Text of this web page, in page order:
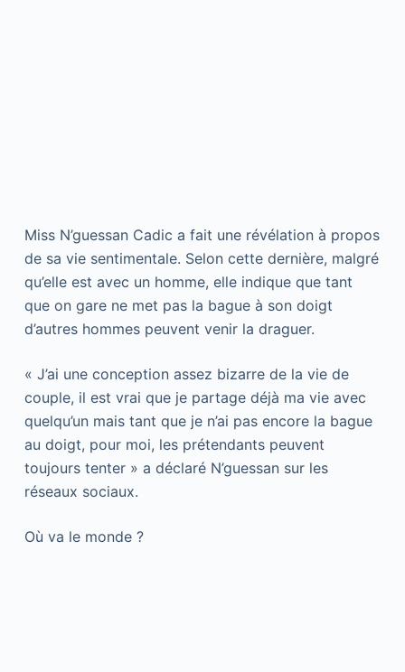
Miss N’guessan Cadic a fait une révélation à propos
de sa vie sentimentale. Selon cette dernière, malgré
qu’elle est avec un homme, elle indique que tant
que on gare ne met pas la bague à son doigt
d’autres hommes peuvent venir la draguer.
« J’ai une conception assez bizarre de la vie de
couple, il est vrai que je partage déjà ma vie avec
quelqu’un mais tant que je n’ai pas encore la bague
au doigt, pour moi, les prétendants peuvent
toujours tenter » a déclaré N’guessan sur les
réseaux sociaux.
Où va le monde ?